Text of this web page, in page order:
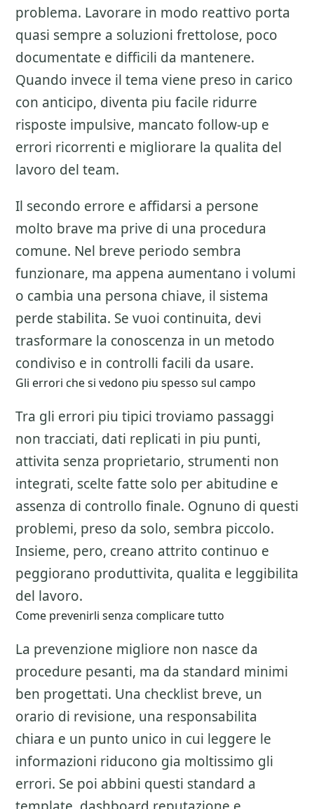
problema. Lavorare in modo reattivo porta
quasi sempre a soluzioni frettolose, poco
documentate e difficili da mantenere.
Quando invece il tema viene preso in carico
con anticipo, diventa piu facile ridurre
risposte impulsive, mancato follow-up e
errori ricorrenti e migliorare la qualita del
lavoro del team.
Il secondo errore e affidarsi a persone
molto brave ma prive di una procedura
comune. Nel breve periodo sembra
funzionare, ma appena aumentano i volumi
o cambia una persona chiave, il sistema
perde stabilita. Se vuoi continuita, devi
trasformare la conoscenza in un metodo
condiviso e in controlli facili da usare.
Gli errori che si vedono piu spesso sul campo
Tra gli errori piu tipici troviamo passaggi
non tracciati, dati replicati in piu punti,
attivita senza proprietario, strumenti non
integrati, scelte fatte solo per abitudine e
assenza di controllo finale. Ognuno di questi
problemi, preso da solo, sembra piccolo.
Insieme, pero, creano attrito continuo e
peggiorano produttivita, qualita e leggibilita
del lavoro.
Come prevenirli senza complicare tutto
La prevenzione migliore non nasce da
procedure pesanti, ma da standard minimi
ben progettati. Una checklist breve, un
orario di revisione, una responsabilita
chiara e un punto unico in cui leggere le
informazioni riducono gia moltissimo gli
errori. Se poi abbini questi standard a